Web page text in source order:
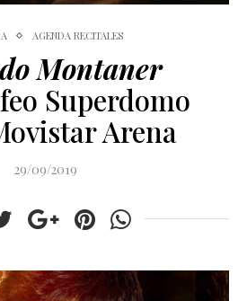
AGENDA RECITALES
Montaner
Superdomo
Arena
29/09/2019